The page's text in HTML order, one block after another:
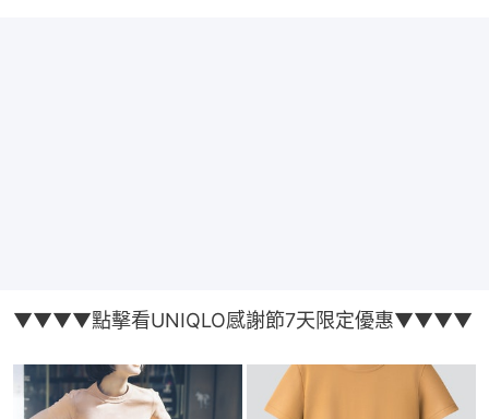
▼▼▼▼點擊看UNIQLO感謝節7天限定優惠▼▼▼▼